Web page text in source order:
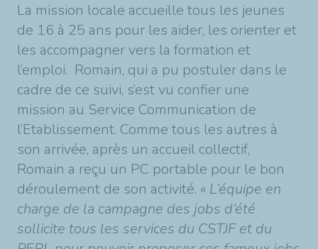
La mission locale accueille tous les jeunes
de 16 à 25 ans pour les aider, les orienter et
les accompagner vers la formation et
l’emploi. Romain, qui a pu postuler dans le
cadre de ce suivi, s’est vu confier une
mission au Service Communication de
l’Etablissement. Comme tous les autres à
son arrivée, après un accueil collectif,
Romain a reçu un PC portable pour le bon
déroulement de son activité. « L’équipe en
charge de la campagne des jobs d’été
sollicite tous les services du CSTJF et du